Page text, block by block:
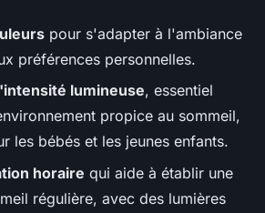
pour s'adapter à l'ambiance
préférences personnelles.
lumineuse, essentiel
propice au sommeil,
les bébés et les jeunes enfants.
horaire qui aide à établir une
régulière, avec des lumières